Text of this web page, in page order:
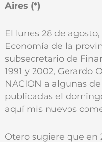
Aires (*)
El lunes 28 de
Economía de la
subsecretario de
1991 y 2002, Gerardo
NACION a algunas
publicadas el
aquí mis nuevos
Otero sugiere que en